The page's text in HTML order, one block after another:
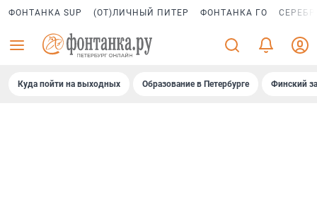
ФОНТАНКА SUP (ОТ)ЛИЧНЫЙ ПИТЕР ФОНТАНКА ГО
Куда пойти на выходных Образование в Петербурге Финский